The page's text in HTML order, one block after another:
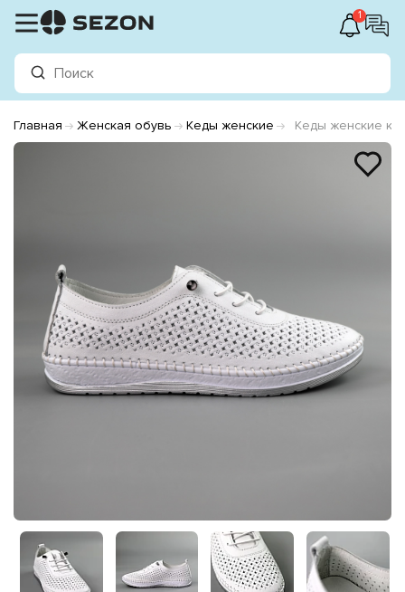
1
Главная Женская обувь Кеды женские Кеды женские